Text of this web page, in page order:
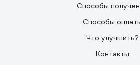
Способы
Способы
Что улучшить?
Контакты